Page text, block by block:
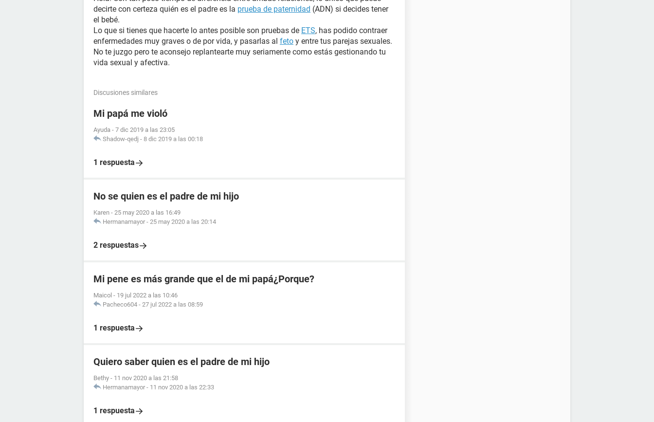
decirte con certeza quién es el padre es la prueba de paternidad (ADN) si decides tener
el bebé.
Lo que si tienes que hacerte lo antes posible son pruebas de ETS, has podido contraer
enfermedades muy graves o de por vida, y pasarlas al feto y entre tus parejas sexuales.
No te juzgo pero te aconsejo replantearte muy seriamente como estás gestionando tu
vida sexual y afectiva.
Discusiones similares
Mi papá me violó
Ayuda - 7 dic 2019 a las 23:05
Shadow-qedj - 8 dic 2019 a las 00:18
1 respuesta
No se quien es el padre de mi hijo
Karen - 25 may 2020 a las 16:49
Hermanamayor - 25 may 2020 a las 20:14
2 respuestas
Mi pene es más grande que el de mi papá¿Porque?
Maicol - 19 jul 2022 a las 10:46
Pacheco604 - 27 jul 2022 a las 08:59
1 respuesta
Quiero saber quien es el padre de mi hijo
Bethy - 11 nov 2020 a las 21:58
Hermanamayor - 11 nov 2020 a las 22:33
1 respuesta